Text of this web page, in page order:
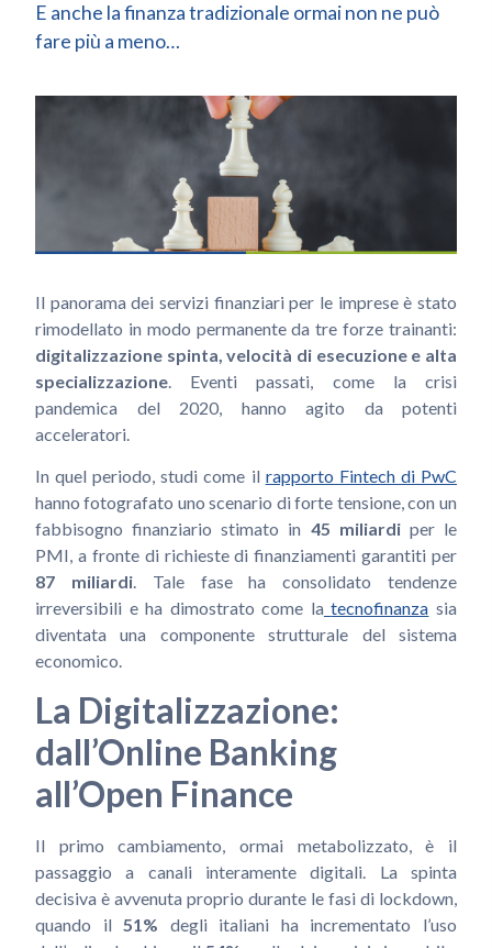
E anche la finanza tradizionale ormai non ne può
fare più a meno…
Il panorama dei servizi finanziari per le imprese è stato
rimodellato in modo permanente da tre forze trainanti:
digitalizzazione spinta, velocità di esecuzione e alta
specializzazione . Eventi passati, come la crisi
pandemica del 2020, hanno agito da potenti
acceleratori.
In quel periodo, studi come il rapporto Fintech di PwC
hanno fotografato uno scenario di forte tensione, con un
fabbisogno finanziario stimato in 45 miliardiper le
PMI, a fronte di richieste di finanziamenti garantiti per
87 miliardi. Tale fase ha consolidato tendenze
irreversibili e ha dimostrato come la tecnofinanza sia
diventata una componente strutturale del sistema
economico.
La Digitalizzazione:
dall’Online Banking
all’Open Finance
Il primo cambiamento, ormai metabolizzato, è il
passaggio a canali interamente digitali. La spinta
decisiva è avvenuta proprio durante le fasi di lockdown,
quando il51% degli italiani ha incrementato l’uso